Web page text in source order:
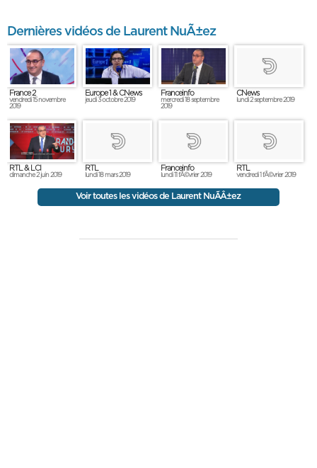
Dernières vidéos de Laurent NuÃ±ez
France 2
vendredi 15 novembre
2019
Europe 1 & CNews
jeudi 3 octobre 2019
Franceinfo
mercredi 18 septembre
2019
CNews
lundi 2 septembre 2019
RTL & LCI
dimanche 2 juin 2019
RTL
lundi 18 mars 2019
Franceinfo
lundi 11 fÃ©vrier 2019
RTL
vendredi 1 fÃ©vrier 2019
Voir toutes les vidéos de Laurent NuÃÂ±ez